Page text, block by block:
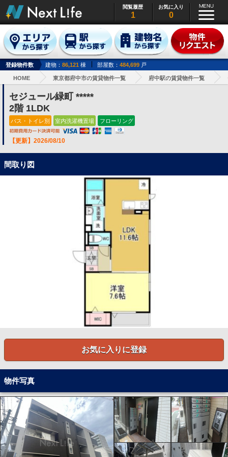
閲覧履歴
1
お気に入り
0
登録物件数 建物： 86,121 棟 部屋数： 484,699 戸
HOME 東京都府中市の賃貸物件一覧 府中駅の賃貸物件一覧
セジュール緑町 *****
2階 1LDK
バス・トイレ別 室内洗濯機置場 フローリング
【更新】2026/08/10
間取り図
お気に入りに登録
物件写真